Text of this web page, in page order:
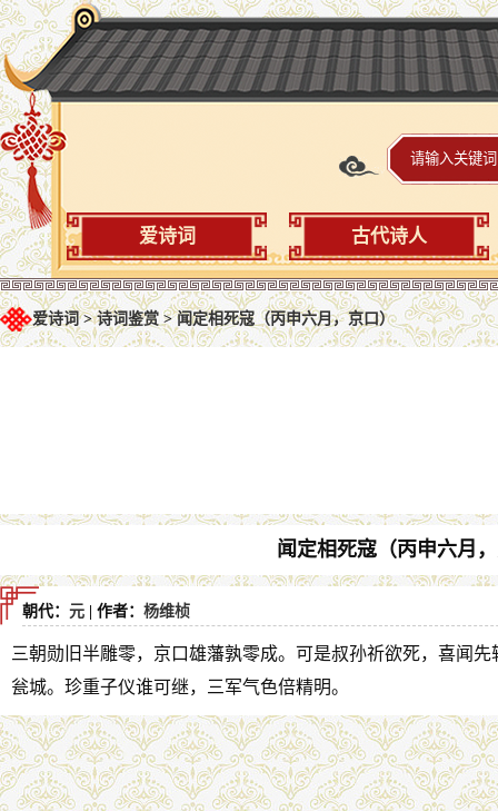
爱诗词 古代诗人
爱诗词 > 诗词鉴赏 > 闻定相死寇（丙申六月，京口）
闻定相死寇（丙申六月
朝代： 元 | 作者： 杨维桢
三朝勋旧半雕零，京口雄藩孰零成。可是叔孙祈欲死，喜闻
瓮城。珍重子仪谁可继，三军气色倍精明。